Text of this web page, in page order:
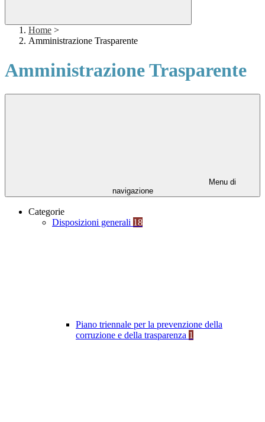
Home >
Amministrazione Trasparente
Amministrazione Trasparente
Menu di
navigazione
Categorie
Disposizioni generali 18
Piano triennale per la prevenzione della
corruzione e della trasparenza 1